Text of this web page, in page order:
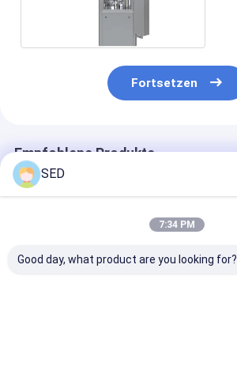
Fortsetzen
Empfohlene Produkte
SED
7:34 PM
Good day, what product are you looking for?